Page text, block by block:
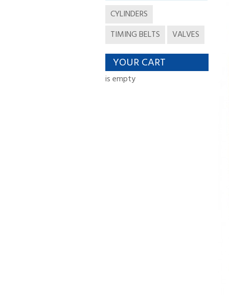
CYLINDERS
TIMING BELTS
VALVES
YOUR CART
is empty